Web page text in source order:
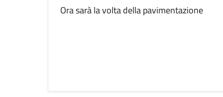
Ora sarà la volta della pavimentazione